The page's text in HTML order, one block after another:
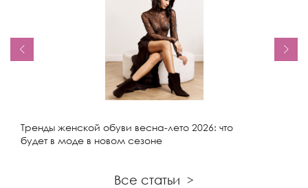
Тренды женской обуви весна-лето 2026: что
будет в моде в новом сезоне
Все статьи >